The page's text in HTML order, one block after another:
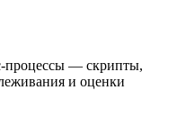
процессы — скрипты,
и оценки